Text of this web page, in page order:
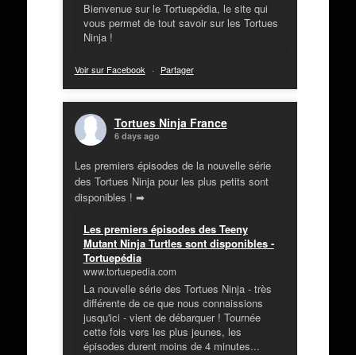
Bienvenue sur le Tortuepédia, le site qui
vous permet de tout savoir sur les Tortues
Ninja !
Voir sur Facebook · Partager
Tortues Ninja France
6 days ago
Les premiers épisodes de la nouvelle série
des Tortues Ninja pour les plus petits sont
disponibles ! ➡
Les premiers épisodes des Teeny
Mutant Ninja Turtles sont disponibles -
Tortuepédia
www.tortuepedia.com
La nouvelle série des Tortues Ninja - très
différente de ce que nous connaissions
jusqu'ici - vient de débarquer ! Tournée
cette fois vers les plus jeunes, les
épisodes durent moins de 4 minutes...